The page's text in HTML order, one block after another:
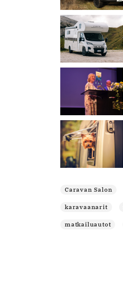
Caravan Salon
karavaanarit
matkailuautot